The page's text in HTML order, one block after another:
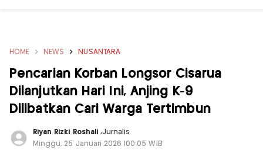
HOME NEWS NUSANTARA
Pencarian Korban Longsor Cisarua
Dilanjutkan Hari Ini, Anjing K-9
Dilibatkan Cari Warga Tertimbun
Riyan Rizki Roshali ,Jurnalis
Minggu, 25 Januari 2026 |00:05 WIB